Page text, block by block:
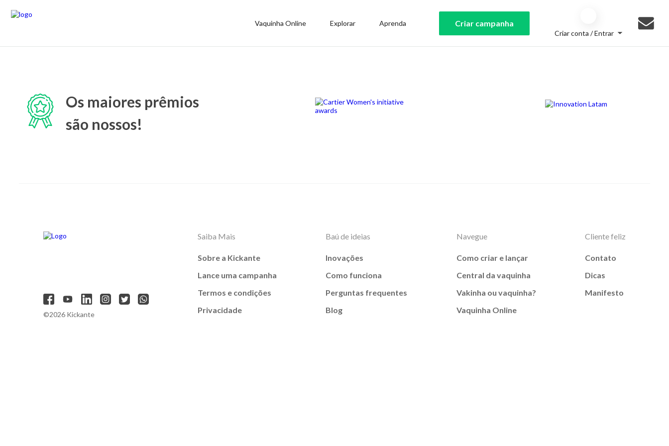
Vaquinha Online Explorar Aprenda Criar campanha
Criar conta / Entrar
Os maiores prêmios
são nossos!
©2026 Kickante
Saiba Mais
Sobre a Kickante
Lance uma campanha
Termos e condições
Privacidade
Baú de ideias
Inovações
Como funciona
Perguntas frequentes
Blog
Navegue
Como criar e lançar
Central da vaquinha
Vakinha ou vaquinha?
Vaquinha Online
Cliente feliz
Contato
Dicas
Manifesto